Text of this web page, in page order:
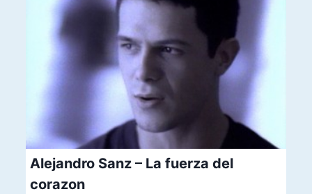
Alejandro Sanz – La fuerza del
corazon